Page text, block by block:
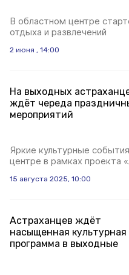
В областном центре
отдыха и развлечений
2 июня , 14:00
На выходных
ждёт череда
мероприятий
Яркие культурные
центре в рамках проекта
15 августа 2025, 10:00
Астраханцев ждёт
насыщенная культурная
программа в выходные